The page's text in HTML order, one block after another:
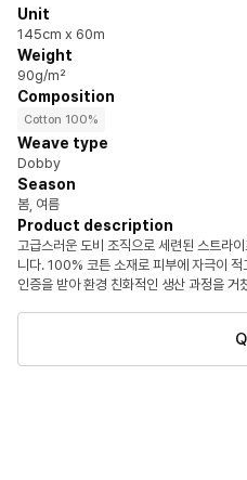
Unit
145cm x 60m
Weight
90g/m²
Composition
Cotton 100%
Weave type
Dobby
Season
봄, 여름
Product description
고급스러운 도비 조직으로 세련된 스트라
니다. 100% 코튼 소재로 피부에 자극이
인증을 받아 환경 친화적인 생산 과정을 거